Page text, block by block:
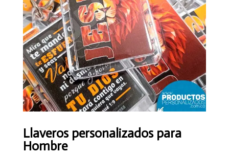
Llaveros personalizados para
Hombre